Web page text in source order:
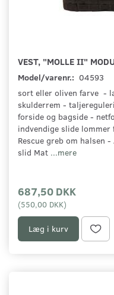
VEST, "MOLLE II"
Model/varenr.: 04593
sort eller oliven farve -
skulderrem -
forside og bagside -
indvendige slide
Rescue greb om
slid Mat ...mere
687,50 DKK
(550,00 DKK)
Læg i kurv